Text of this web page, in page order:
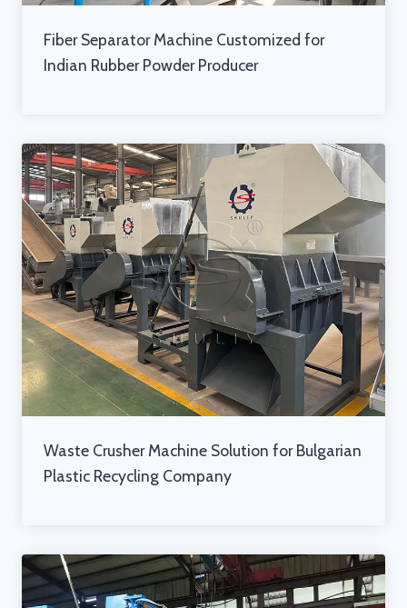
Fiber Separator Machine Customized for
Indian Rubber Powder Producer
Waste Crusher Machine Solution for Bulgarian
Plastic Recycling Company